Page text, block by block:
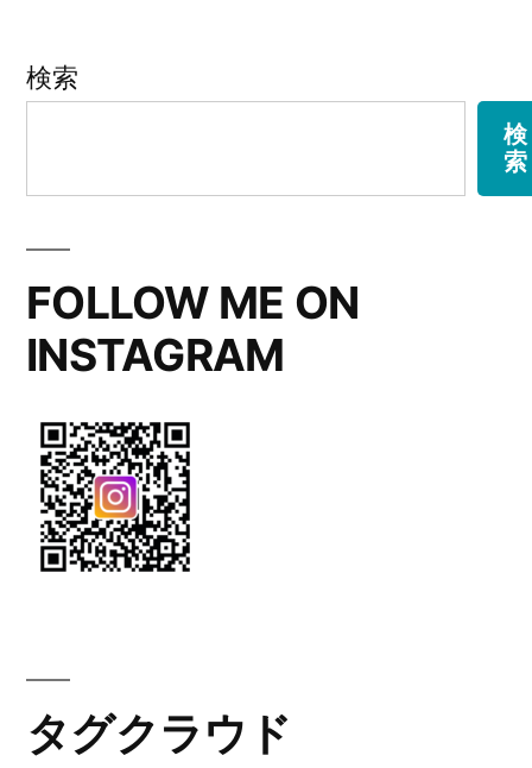
花
cute”
の
稿
ペ
ジ
送
り
検索
検
索
FOLLOW ME ON
INSTAGRAM
タグクラウド